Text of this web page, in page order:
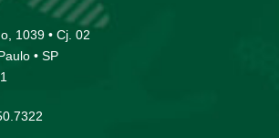
1039 • Cj. 02
• SP